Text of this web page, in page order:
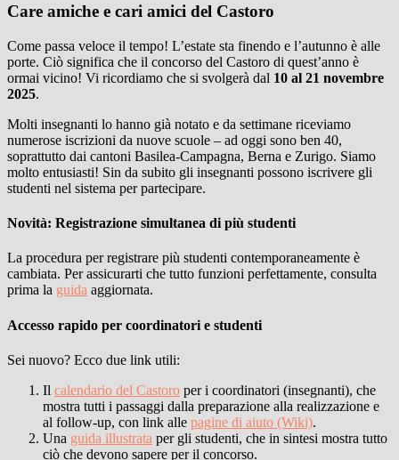
Care amiche e cari amici del Castoro
Come passa veloce il tempo! L’estate sta finendo e l’autunno è alle
porte. Ciò significa che il concorso del Castoro di quest’anno è
ormai vicino! Vi ricordiamo che si svolgerà dal 10 al 21 novembre
2025.
Molti insegnanti lo hanno già notato e da settimane riceviamo
numerose iscrizioni da nuove scuole – ad oggi sono ben 40,
soprattutto dai cantoni Basilea-Campagna, Berna e Zurigo. Siamo
molto entusiasti! Sin da subito gli insegnanti possono iscrivere gli
studenti nel sistema per partecipare.
Novità: Registrazione simultanea di più studenti
La procedura per registrare più studenti contemporaneamente è
cambiata. Per assicurarti che tutto funzioni perfettamente, consulta
prima la guida aggiornata.
Accesso rapido per coordinatori e studenti
Sei nuovo? Ecco due link utili:
Il calendario del Castoro per i coordinatori (insegnanti), che
mostra tutti i passaggi dalla preparazione alla realizzazione e
al follow-up, con link alle pagine di aiuto (Wiki).
Una guida illustrata per gli studenti, che in sintesi mostra tutto
ciò che devono sapere per il concorso.